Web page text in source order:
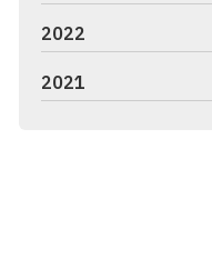
2022
2021